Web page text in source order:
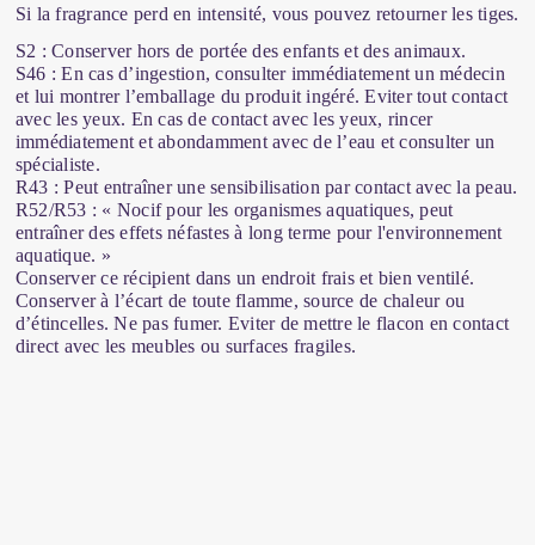
Si la fragrance perd en intensité, vous pouvez retourner les tiges.
S2 : Conserver hors de portée des enfants et des animaux.
S46 : En cas d’ingestion, consulter immédiatement un médecin
et lui montrer l’emballage du produit ingéré. Eviter tout contact
avec les yeux. En cas de contact avec les yeux, rincer
immédiatement et abondamment avec de l’eau et consulter un
spécialiste.
R43 : Peut entraîner une sensibilisation par contact avec la peau.
R52/R53 : « Nocif pour les organismes aquatiques, peut
entraîner des effets néfastes à long terme pour l'environnement
aquatique. »
Conserver ce récipient dans un endroit frais et bien ventilé.
Conserver à l’écart de toute flamme, source de chaleur ou
d’étincelles. Ne pas fumer. Eviter de mettre le flacon en contact
direct avec les meubles ou surfaces fragiles.